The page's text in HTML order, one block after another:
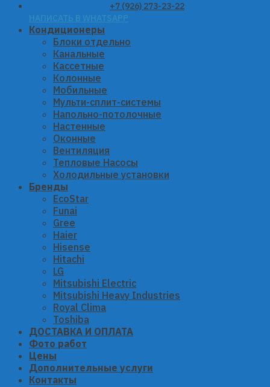
+7 (926) 273-23-22
НАПИСАТЬ В WHATSAPP
Кондиционеры
Блоки отдельно
Канальные
Кассетные
Колонные
Мобильные
Мульти-сплит-системы
Напольно-потолочные
Настенные
Оконные
Вентиляция
Тепловые Насосы
Холодильные установки
Бренды
EcoStar
Funai
Gree
Haier
Hisense
Hitachi
LG
Mitsubishi Electric
Mitsubishi Heavy Industries
Royal Clima
Toshiba
ДОСТАВКА И ОПЛАТА
Фото работ
Цены
Дополнительные услуги
Контакты